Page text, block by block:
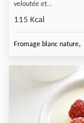
veloutée et...
115 Kcal
Fromage blanc nature,